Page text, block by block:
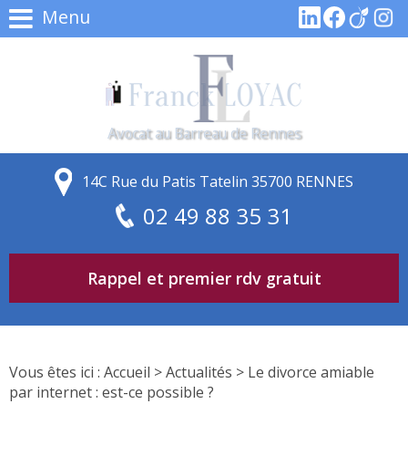
Menu
Avocat au Barreau de Rennes
14C Rue du Patis Tatelin 35700 RENNES
02 49 88 35 31
Rappel et premier rdv gratuit
Vous êtes ici : Accueil >Actualités > Le divorce amiable
par internet : est-ce possible ?